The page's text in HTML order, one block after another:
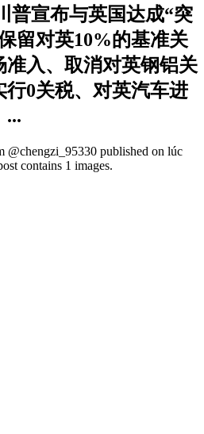
普宣布与英国达成“突
留对英10%的基准关
准入、取消对英钢铝关
0关税、对英汽车进
...
published on lúc
contains 1 images.